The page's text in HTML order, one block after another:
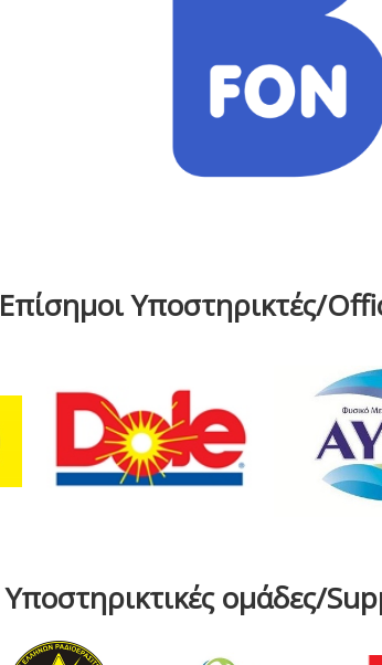
Επίσημοι Υποστηρικτές/
Υποστηρικτικές ομάδες/